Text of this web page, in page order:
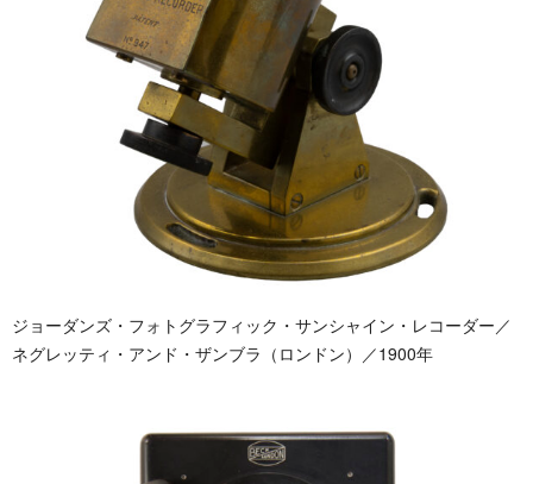
ジョーダンズ・フォトグラフィック・サンシャイン・レコーダー／
ネグレッティ・アンド・ザンブラ（ロンドン）／1900年